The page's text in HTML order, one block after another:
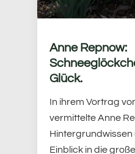
Anne Repnow:
Glück.
In ihrem Vortrag
vermittelte Anne
Hintergrundwissen
Einblick in die